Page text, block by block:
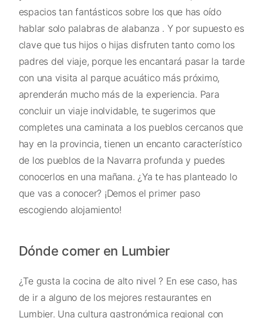
espacios tan fantásticos sobre los que has oído
hablar solo palabras de alabanza . Y por supuesto es
clave que tus hijos o hijas disfruten tanto como los
padres del viaje, porque les encantará pasar la tarde
con una visita al parque acuático más próximo,
aprenderán mucho más de la experiencia. Para
concluir un viaje inolvidable, te sugerimos que
completes una caminata a los pueblos cercanos que
hay en la provincia, tienen un encanto característico
de los pueblos de la Navarra profunda y puedes
conocerlos en una mañana. ¿Ya te has planteado lo
que vas a conocer? ¡Demos el primer paso
escogiendo alojamiento!
Dónde comer en Lumbier
¿Te gusta la cocina de alto nivel ? En ese caso, has
de ir a alguno de los mejores restaurantes en
Lumbier. Una cultura gastronómica regional con